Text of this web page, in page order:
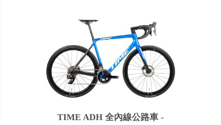
TIME ADH 全內線公路車 -